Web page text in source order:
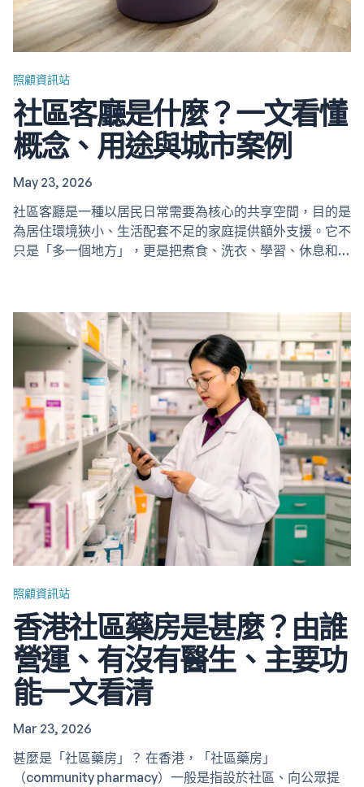
照顧資訊站
社區客廳是什麼？一文看懂
概念、用途與城市案例
May 23, 2026
社區客廳是一種以居民日常需要為核心的共享空間，目的是
為居住環境狹小、生活配套不足的家庭提供額外支援。它不
只是「多一個地方」，更是把煮食、洗衣、學習、休息和社
福機構、商界或社區團體合作營運。空間內常見的設施包括
共享廚房、飯廳、洗衣設備、閱讀角、兒童活動區和休憩空
間。它的重點在於補足家居空間不足，讓居民能在社區中完
成部分日常生活。…
照顧資訊站
香港社區藥房是甚麼？由誰
營運、有沒有醫生、主要功
能一文看清
Mar 23, 2026
甚麼是「社區藥房」？ 在香港，「社區藥房」
（community pharmacy）一般是指設於社區、向公眾提